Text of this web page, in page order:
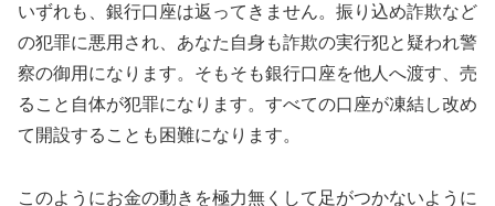
いずれも、銀行口座は返ってきません。振り込め詐欺など
の犯罪に悪用され、あなた自身も詐欺の実行犯と疑われ警
察の御用になります。そもそも銀行口座を他人へ渡す、売
ること自体が犯罪になります。すべての口座が凍結し改め
て開設することも困難になります。
このようにお金の動きを極力無くして足がつかないように